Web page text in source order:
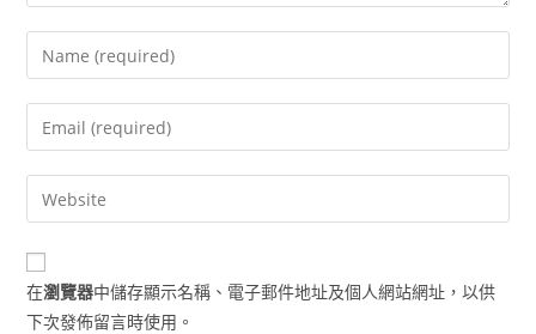
Enter
your
name
comment
Enter
your
email
address
comment
Enter
your
website
URL
(optional)
在瀏覽器中儲存顯示名稱、電子郵件地址及個人網站網址，以供
下次發佈留言時使用。